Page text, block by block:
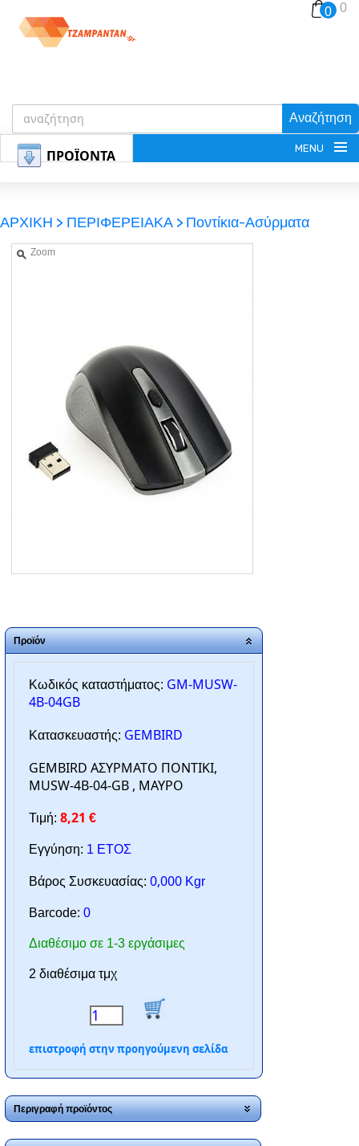
Αναζήτηση
0 0
ΠΡΟΪΟΝΤΑ MENU
ΚΑΛΑΘΙ-ΑΓΟΡΩΝ
ΠΟΙΟΙ ΕΙΜΑΣΤΕ
SERVICE
ΑΡΧΙΚΗ > ΠΕΡΙΦΕΡΕΙΑΚΑ > Ποντίκια-Ασύρματα
Zoom
Προϊόν
Κωδικός καταστήματος: GM-MUSW-
4B-04GB
Κατασκευαστής: GEMBIRD
GEMBIRD ΑΣΥΡΜΑΤΟ ΠΟΝΤΙΚΙ,
MUSW-4B-04-GB , ΜΑΥΡΟ
Τιμή: 8,21 €
Εγγύηση: 1 ΕΤΟΣ
Βάρος Συσκευασίας: 0,000 Kgr
Barcode: 0
Διαθέσιμο σε 1-3 εργάσιμες
2 διαθέσιμα τμχ
επιστροφή στην προηγούμενη σελίδα
Περιγραφή προϊόντος